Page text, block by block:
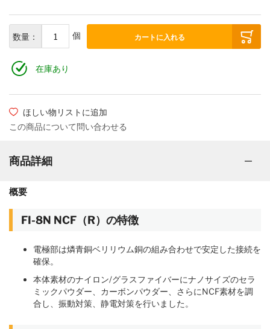
数量： 個 カートに入れる
在庫あり
ほしい物リストに追加
この商品について問い合わせる
商品詳細
概要
FI-8N NCF（R）の特徴
電極部は燐青銅ベリリウム銅の組み合わせで安定した接続を
確保。
本体素材のナイロン/グラスファイバーにナノサイズのセラ
ミックパウダー、カーボンパウダー、さらにNCF素材を調
合し、振動対策、静電対策を行いました。